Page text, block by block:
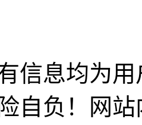
信息均为
自负！网